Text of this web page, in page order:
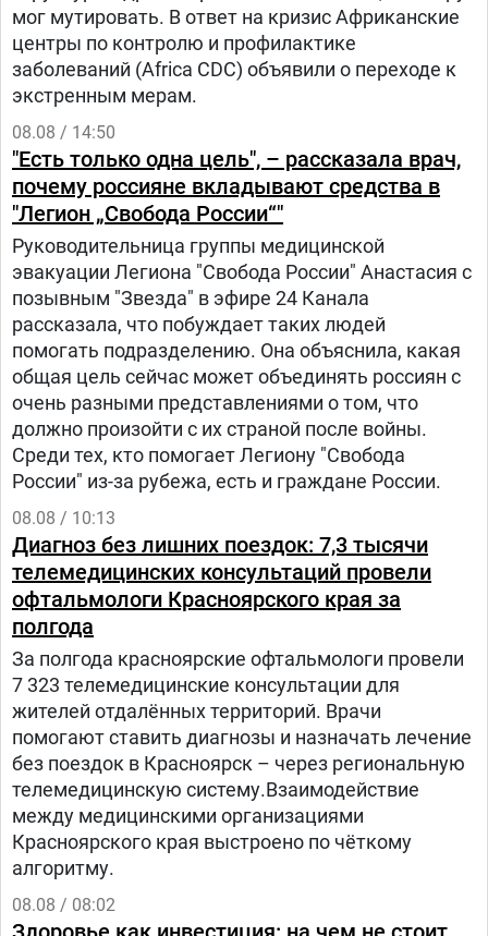
мог мутировать. В ответ на кризис Африканские
центры по контролю и профилактике
заболеваний (Africa CDC) объявили о переходе к
экстренным мерам.
08.08 / 14:50
"Есть только одна цель", – рассказала врач,
почему россияне вкладывают средства в
"Легион „Свобода России“"
Руководительница группы медицинской
эвакуации Легиона "Свобода России" Анастасия с
позывным "Звезда" в эфире 24 Канала
рассказала, что побуждает таких людей
помогать подразделению. Она объяснила, какая
общая цель сейчас может объединять россиян с
очень разными представлениями о том, что
должно произойти с их страной после войны.
Среди тех, кто помогает Легиону "Свобода
России" из-за рубежа, есть и граждане России.
08.08 / 10:13
Диагноз без лишних поездок: 7,3 тысячи
телемедицинских консультаций провели
офтальмологи Красноярского края за
полгода
За полгода красноярские офтальмологи провели
7 323 телемедицинские консультации для
жителей отдалённых территорий. Врачи
помогают ставить диагнозы и назначать лечение
без поездок в Красноярск – через региональную
телемедицинскую систему.Взаимодействие
между медицинскими организациями
Красноярского края выстроено по чёткому
алгоритму.
08.08 / 08:02